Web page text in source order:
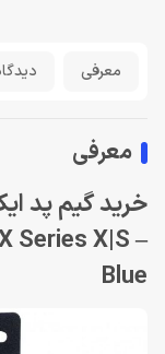
معرفی
معرفی
Series X|S –
Blue